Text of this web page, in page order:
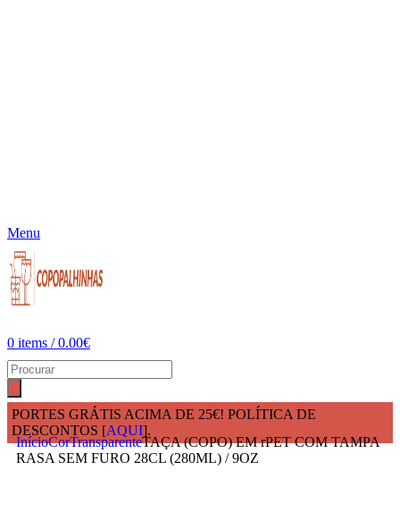
Menu
0 items / 0.00€
PORTES GRÁTIS ACIMA DE 25€! POLÍTICA DE
DESCONTOS [AQUI].
InícioCorTransparenteTAÇA (COPO) EM rPET COM TAMPA
RASA SEM FURO 28CL (280ML) / 9OZ